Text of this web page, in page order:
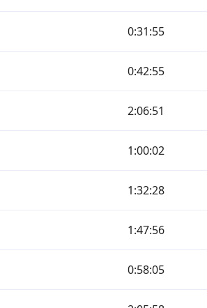
0:31:55
0:42:55
2:06:51
1:00:02
1:32:28
1:47:56
0:58:05